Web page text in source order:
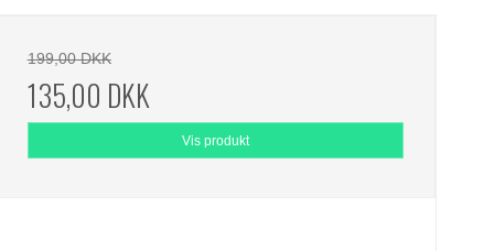
199,00 DKK
135,00 DKK
Vis produkt